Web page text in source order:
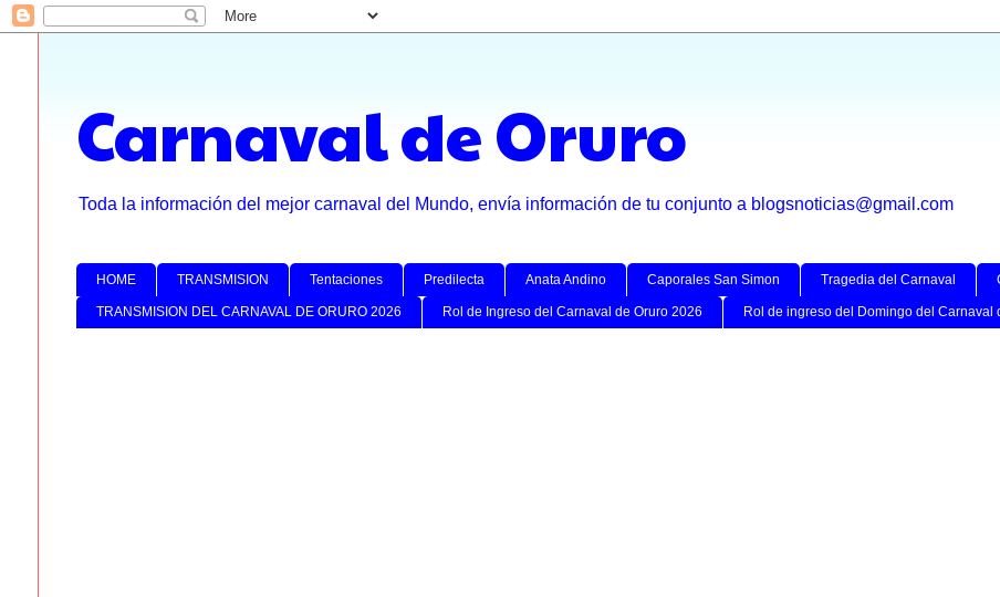
Carnaval de Oruro
Toda la información del mejor carnaval del Mundo, envía información de tu conjunto a blogsnoticias@gmail.com
HOME TRANSMISION Tentaciones Predilecta Anata Andino Caporales San Simon Tragedia del Carnaval
TRANSMISION DEL CARNAVAL DE ORURO 2026 Rol de Ingreso del Carnaval de Oruro 2026 Rol de ingreso del Domingo del Carnaval